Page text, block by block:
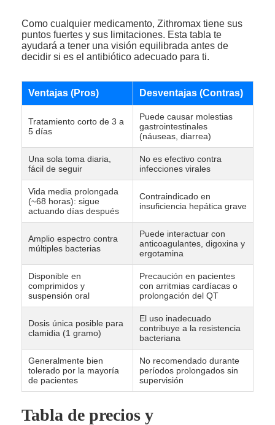
Como cualquier medicamento, Zithromax tiene sus
puntos fuertes y sus limitaciones. Esta tabla te
ayudará a tener una visión equilibrada antes de
decidir si es el antibiótico adecuado para ti.
Ventajas (Pros) Desventajas (Contras)
Tratamiento corto de 3 a
5 días
Puede causar molestias
gastrointestinales
(náuseas, diarrea)
Una sola toma diaria,
fácil de seguir
No es efectivo contra
infecciones virales
Vida media prolongada
(~68 horas): sigue
actuando días después
Contraindicado en
insuficiencia hepática grave
Amplio espectro contra
múltiples bacterias
Puede interactuar con
anticoagulantes, digoxina y
ergotamina
Disponible en
comprimidos y
suspensión oral
Precaución en pacientes
con arritmias cardíacas o
prolongación del QT
Dosis única posible para
clamidia (1 gramo)
El uso inadecuado
contribuye a la resistencia
bacteriana
Generalmente bien
tolerado por la mayoría
de pacientes
No recomendado durante
períodos prolongados sin
supervisión
Tabla de precios y